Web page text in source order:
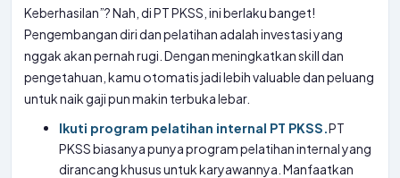
Keberhasilan”? Nah, di PT PKSS, ini berlaku banget!
Pengembangan diri dan pelatihan adalah investasi yang
nggak akan pernah rugi. Dengan meningkatkan skill dan
pengetahuan, kamu otomatis jadi lebih valuable dan peluang
untuk naik gaji pun makin terbuka lebar.
Ikuti program pelatihan internal PT PKSS.PT
PKSS biasanya punya program pelatihan internal yang
dirancang khusus untuk karyawannya. Manfaatkan